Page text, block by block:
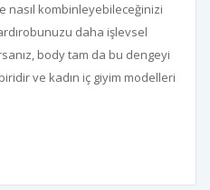
nasıl kombinleyebileceğinizi
daha işlevsel
body tam da bu dengeyi
ve kadın iç giyim modelleri